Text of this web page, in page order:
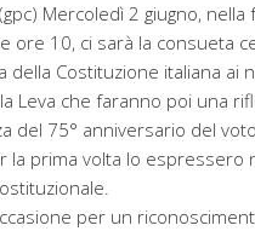
(gpc) Mercoledì 2 giugno,
ore 10, ci sarà la consueta
della Costituzione italiana ai
Leva che faranno poi una
del 75° anniversario del
la prima volta lo espressero
per un